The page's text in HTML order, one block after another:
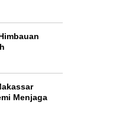
Menjaga